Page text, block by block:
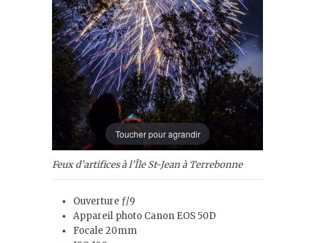
Toucher pour agrandir
Feux d’artifices à l’Île St-Jean à Terrebonne
Ouverture ƒ/9
Appareil photo Canon EOS 50D
Focale 20mm